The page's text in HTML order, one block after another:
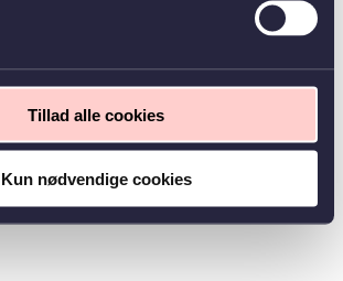
Tillad alle cookies
Kun nødvendige cookies